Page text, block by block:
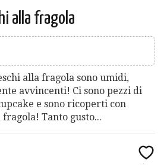
alla fragola
alla fragola sono umidi,
avvincenti! Ci sono pezzi di
e sono ricoperti con
Tanto gusto...